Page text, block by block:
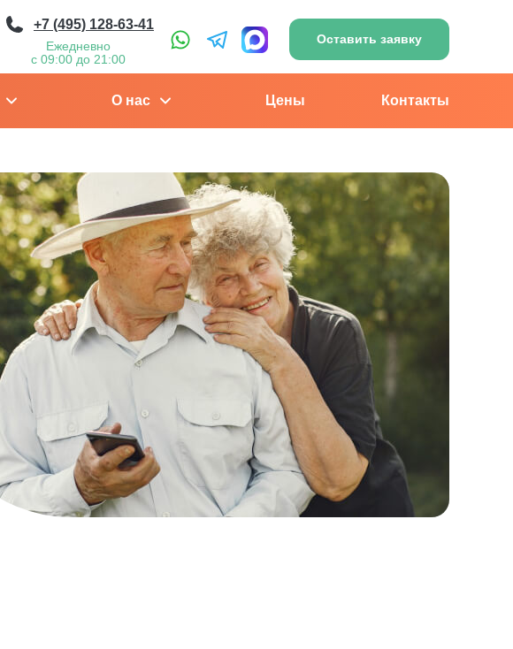
+7 (495) 128-63-41
Ежедневно
с 09:00 до 21:00
Оставить заявку
О нас Цены Контакты